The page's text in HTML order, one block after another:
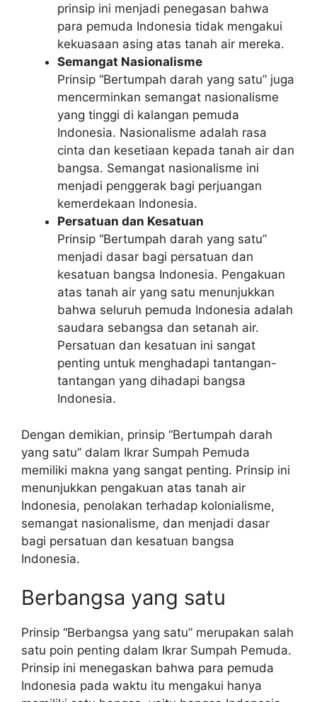
prinsip ini menjadi penegasan bahwa
para pemuda Indonesia tidak mengakui
kekuasaan asing atas tanah air mereka.
Semangat Nasionalisme
Prinsip “Bertumpah darah yang satu” juga
mencerminkan semangat nasionalisme
yang tinggi di kalangan pemuda
Indonesia. Nasionalisme adalah rasa
cinta dan kesetiaan kepada tanah air dan
bangsa. Semangat nasionalisme ini
menjadi penggerak bagi perjuangan
kemerdekaan Indonesia.
Persatuan dan Kesatuan
Prinsip “Bertumpah darah yang satu”
menjadi dasar bagi persatuan dan
kesatuan bangsa Indonesia. Pengakuan
atas tanah air yang satu menunjukkan
bahwa seluruh pemuda Indonesia adalah
saudara sebangsa dan setanah air.
Persatuan dan kesatuan ini sangat
penting untuk menghadapi tantangan-
tantangan yang dihadapi bangsa
Indonesia.
Dengan demikian, prinsip “Bertumpah darah
yang satu” dalam Ikrar Sumpah Pemuda
memiliki makna yang sangat penting. Prinsip ini
menunjukkan pengakuan atas tanah air
Indonesia, penolakan terhadap kolonialisme,
semangat nasionalisme, dan menjadi dasar
bagi persatuan dan kesatuan bangsa
Indonesia.
Berbangsa yang satu
Prinsip “Berbangsa yang satu” merupakan salah
satu poin penting dalam Ikrar Sumpah Pemuda.
Prinsip ini menegaskan bahwa para pemuda
Indonesia pada waktu itu mengakui hanya